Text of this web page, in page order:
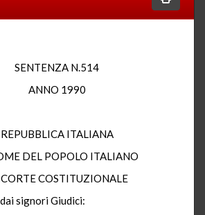
SENTENZA N.514
ANNO 1990
REPUBBLICA ITALIANA
DEL POPOLO ITALIANO
COSTITUZIONALE
signori Giudici: